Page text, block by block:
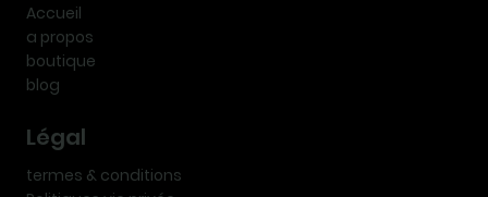
Accueil
a propos
boutique
blog
Légal
termes & conditions